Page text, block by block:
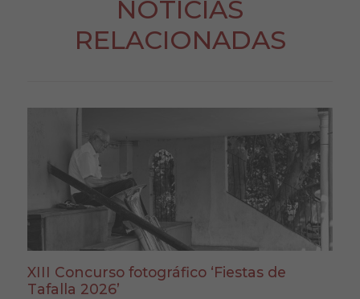
NOTICIAS
RELACIONADAS
XIII Concurso fotográfico ‘Fiestas de
Tafalla 2026’